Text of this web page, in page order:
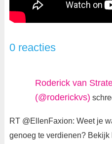
0 reacties
Roderick van
(@roderickvs)
RT @EllenFaxion: Weet je
genoeg te verdienen? Bekijk